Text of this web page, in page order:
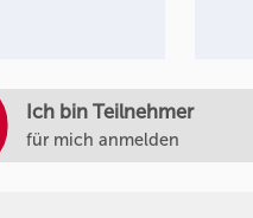
Ich bin Teilnehmer
für mich anmelden